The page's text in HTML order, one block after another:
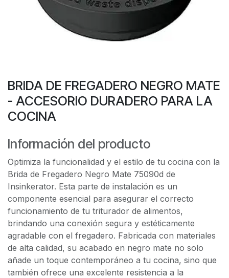
BRIDA DE FREGADERO NEGRO MATE
- ACCESORIO DURADERO PARA LA
COCINA
Información del producto
Optimiza la funcionalidad y el estilo de tu cocina con la
Brida de Fregadero Negro Mate 75090d de
Insinkerator. Esta parte de instalación es un
componente esencial para asegurar el correcto
funcionamiento de tu triturador de alimentos,
brindando una conexión segura y estéticamente
agradable con el fregadero. Fabricada con materiales
de alta calidad, su acabado en negro mate no solo
añade un toque contemporáneo a tu cocina, sino que
también ofrece una excelente resistencia a la